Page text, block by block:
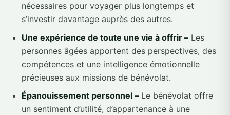
nécessaires pour voyager plus longtemps et
s’investir davantage auprès des autres.
Une expérience de toute une vie à offrir – Les
personnes âgées apportent des perspectives, des
compétences et une intelligence émotionnelle
précieuses aux missions de bénévolat.
Épanouissement personnel – Le bénévolat offre
un sentiment d’utilité, d’appartenance à une